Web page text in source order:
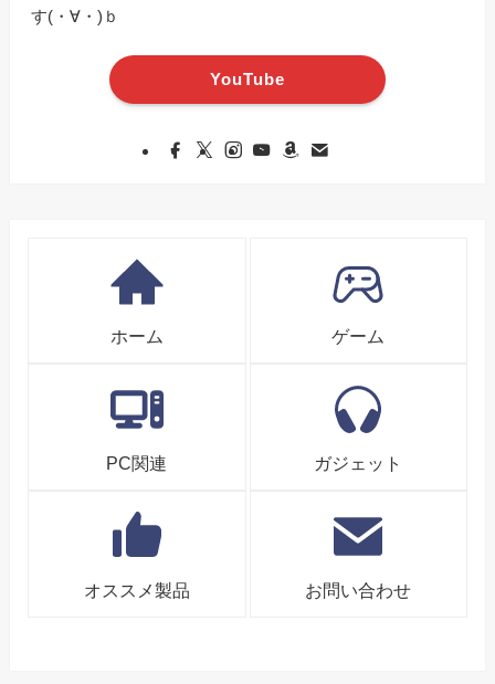
す(・∀・)ｂ
YouTube
ホーム ゲーム
PC関連 ガジェット
オススメ製品 お問い合わせ